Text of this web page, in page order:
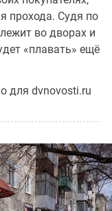
прохода. Судя по
во дворах и
«плавать» ещё
для dvnovosti.ru